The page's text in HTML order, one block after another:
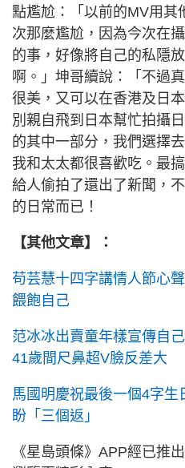
點尷尬：「以前的MV用其
次那麼尷尬，因為今次在
的事，好像將自己的私隱
啊。」坤哥續說：「不過
很美，又可以在香港及日
別親自飛到日本幫忙拍攝
的其中一部分，我們選擇
我和太太都很喜歡吃。最
給人偷拍了還出了新聞，
的日常而已！
【其他文章】：
苟芸慧十四字講情人節心
餵飽自己
范冰冰出賣童年樣宣傳自
41歲間尺鼻超V臉反差大
馬國明慶祝最後一個4字
盼「三個返」
《星島頭條》APP經已推